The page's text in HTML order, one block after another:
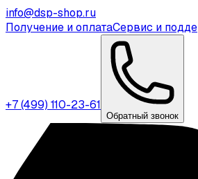
info@dsp-shop.ru
Получение и оплатаСервис и
+7 (499) 110-23-61
Обратный звонок